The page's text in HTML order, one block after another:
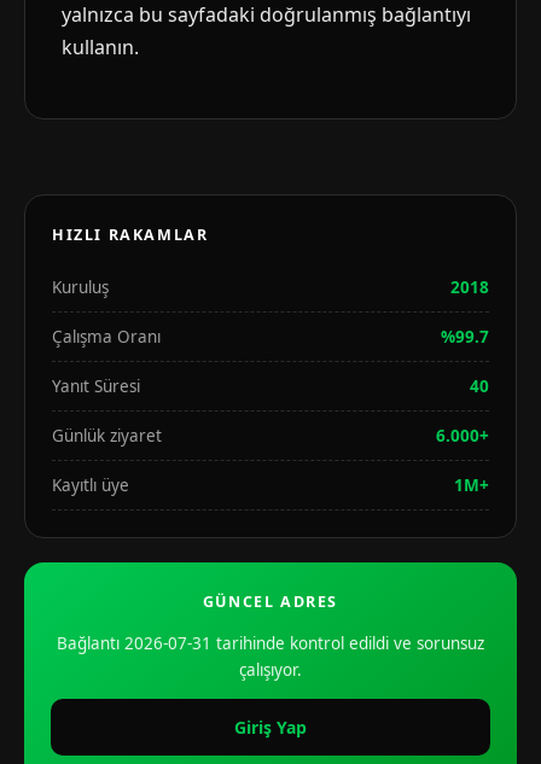
yalnızca bu sayfadaki doğrulanmış bağlantıyı
kullanın.
HIZLI RAKAMLAR
Kuruluş 2018
Çalışma Oranı %99.7
Yanıt Süresi 40
Günlük ziyaret 6.000+
Kayıtlı üye 1M+
GÜNCEL ADRES
Bağlantı 2026-07-31 tarihinde kontrol edildi ve sorunsuz
çalışıyor.
Giriş Yap